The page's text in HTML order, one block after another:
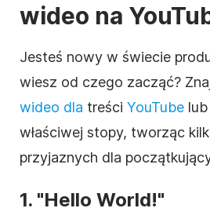
wideo na
Jesteś nowy w świecie
wiesz od czego zacząć?
wideo dla treści YouTube
właściwej stopy, tworząc
przyjaznych dla
1. "Hello World!"